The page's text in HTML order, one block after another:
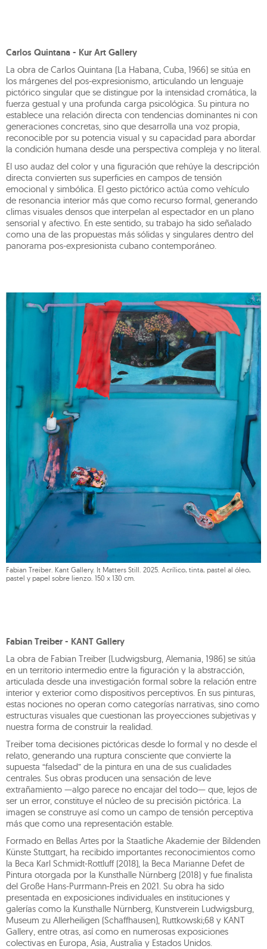
Carlos Quintana - Kur Art Gallery
La obra de Carlos Quintana (La Habana, Cuba, 1966) se sitúa en
los márgenes del pos-expresionismo, articulando un lenguaje
pictórico singular que se distingue por la intensidad cromática, la
fuerza gestual y una profunda carga psicológica. Su pintura no
establece una relación directa con tendencias dominantes ni con
generaciones concretas, sino que desarrolla una voz propia,
reconocible por su potencia visual y su capacidad para abordar
la condición humana desde una perspectiva compleja y no literal.
El uso audaz del color y una figuración que rehúye la descripción
directa convierten sus superficies en campos de tensión
emocional y simbólica. El gesto pictórico actúa como vehículo
de resonancia interior más que como recurso formal, generando
climas visuales densos que interpelan al espectador en un plano
sensorial y afectivo. En este sentido, su trabajo ha sido señalado
como una de las propuestas más sólidas y singulares dentro del
panorama pos-expresionista cubano contemporáneo.
Fabian Treiber. Kant Gallery. It Matters Still. 2025. Acrílico, tinta, pastel al óleo,
pastel y papel sobre lienzo. 150 x 130 cm.
Fabian Treiber - KANT Gallery
La obra de Fabian Treiber (Ludwigsburg, Alemania, 1986) se sitúa
en un territorio intermedio entre la figuración y la abstracción,
articulada desde una investigación formal sobre la relación entre
interior y exterior como dispositivos perceptivos. En sus pinturas,
estas nociones no operan como categorías narrativas, sino como
estructuras visuales que cuestionan las proyecciones subjetivas y
nuestra forma de construir la realidad.
Treiber toma decisiones pictóricas desde lo formal y no desde el
relato, generando una ruptura consciente que convierte la
supuesta “falsedad” de la pintura en una de sus cualidades
centrales. Sus obras producen una sensación de leve
extrañamiento —algo parece no encajar del todo— que, lejos de
ser un error, constituye el núcleo de su precisión pictórica. La
imagen se construye así como un campo de tensión perceptiva
más que como una representación estable.
Formado en Bellas Artes por la Staatliche Akademie der Bildenden
Künste Stuttgart, ha recibido importantes reconocimientos como
la Beca Karl Schmidt-Rottluff (2018), la Beca Marianne Defet de
Pintura otorgada por la Kunsthalle Nürnberg (2018) y fue finalista
del Große Hans-Purrmann-Preis en 2021. Su obra ha sido
presentada en exposiciones individuales en instituciones y
galerías como la Kunsthalle Nürnberg, Kunstverein Ludwigsburg,
Museum zu Allerheiligen (Schaffhausen), Ruttkowski;68 y KANT
Gallery, entre otras, así como en numerosas exposiciones
colectivas en Europa, Asia, Australia y Estados Unidos.